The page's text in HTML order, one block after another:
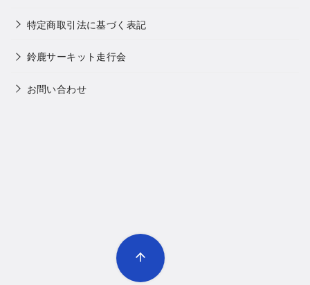
特定商取引法に基づく表記
鈴鹿サーキット走行会
お問い合わせ